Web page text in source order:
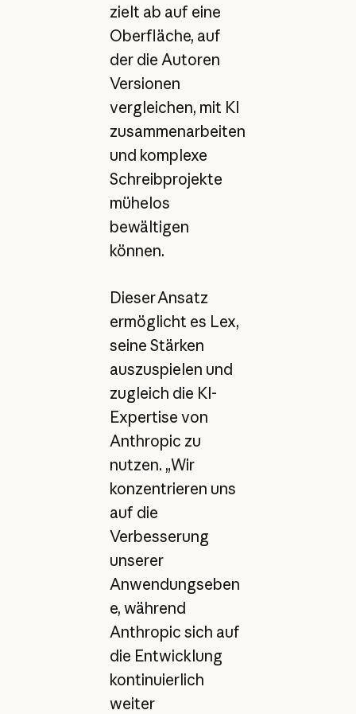
zielt ab auf eine
Oberfläche, auf
der die Autoren
Versionen
vergleichen, mit KI
zusammenarbeiten
und komplexe
Schreibprojekte
mühelos
bewältigen
können.
Dieser Ansatz
ermöglicht es Lex,
seine Stärken
auszuspielen und
zugleich die KI-
Expertise von
Anthropic zu
nutzen. „Wir
konzentrieren uns
auf die
Verbesserung
unserer
Anwendungseben
e, während
Anthropic sich auf
die Entwicklung
kontinuierlich
weiter